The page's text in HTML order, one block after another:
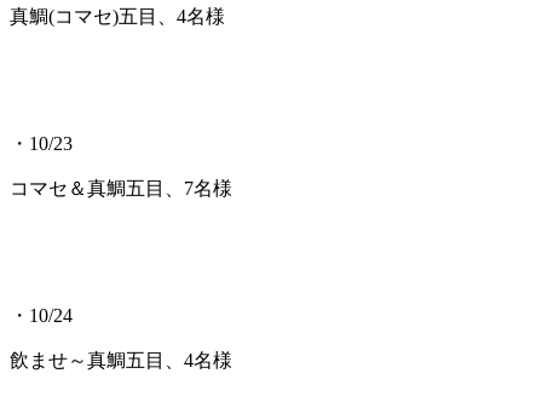
真鯛(コマセ)五目、4名様
・10/23
コマセ＆真鯛五目、7名様
・10/24
飲ませ～真鯛五目、4名様